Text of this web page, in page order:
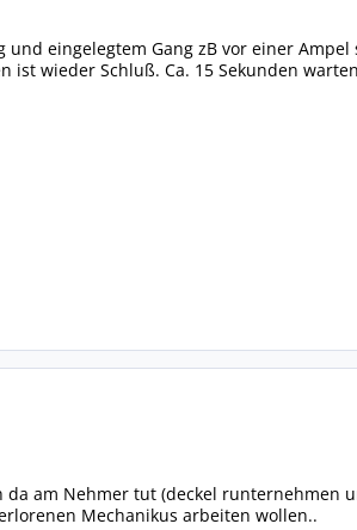
eingelegtem Gang zB vor einer Ampel
ist wieder Schluß. Ca. 15 Sekunden
am Nehmer tut (deckel runternehmen
Mechanikus arbeiten wollen..